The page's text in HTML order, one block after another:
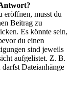
eröffnen, musst du
Beitrag zu
Es könnte sein,
du einen
sind jeweils
aufgelistet. Z. B.
Dateianhänge